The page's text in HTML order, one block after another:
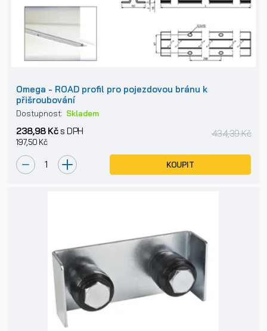
Omega - ROAD profil pro pojezdovou bránu k
přišroubování
Dostupnost: Skladem
238,98 Kčs DPH
197,50 Kč
434,39 Kč
KOUPIT